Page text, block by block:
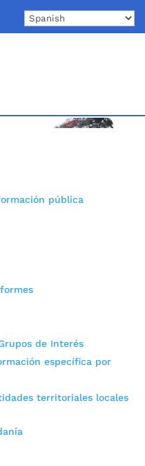
pública
de Interés
específica por
territoriales locales
‘Workout’ de
| Sep 21, 2022 |
el tradicional
La Ceiba en el